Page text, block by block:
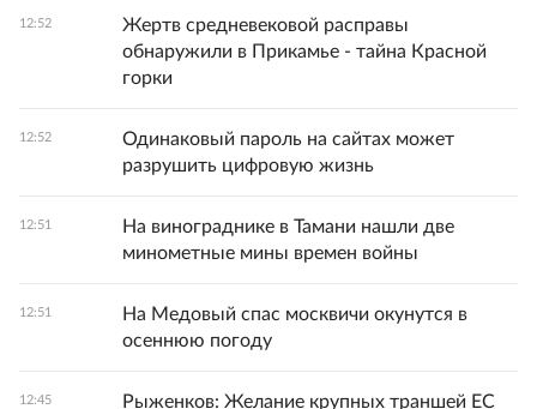
12:52
Жертв средневековой расправы
обнаружили в Прикамье - тайна Красной
горки
12:52
Одинаковый пароль на сайтах может
разрушить цифровую жизнь
12:51
На винограднике в Тамани нашли две
минометные мины времен войны
12:51
На Медовый спас москвичи окунутся в
осеннюю погоду
12:45
Рыженков: Желание крупных траншей ЕС